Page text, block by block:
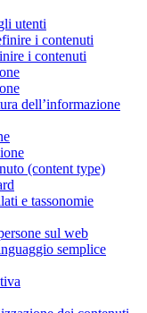
utenti
i contenuti
i contenuti
dell’informazione
(content type)
e tassonomie
sul web
semplice